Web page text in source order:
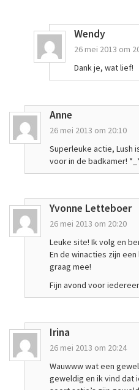
Wendy
26 mei 2013 om
Dank je, wat lief!
Anne
26 mei 2013 om 20:10
Superleuke actie, Lush
voor in de badkamer!
Yvonne Letteboer
26 mei 2013 om 20:20
Leuke site! Ik volg en
En de winacties zijn
graag mee!
Fijn avond voor
Irina
26 mei 2013 om 20:24
Wauwww wat een
geweldig en ik vind dat